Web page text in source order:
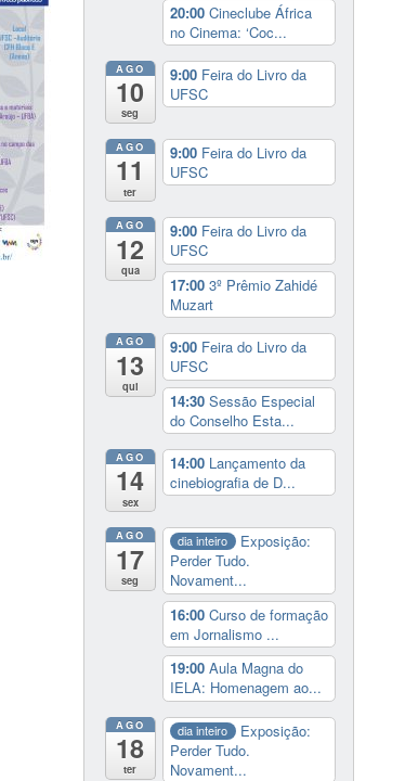
20:00 Cineclube África
no Cinema: ‘Coc...
AGO
10
seg
9:00 Feira do Livro da
UFSC
AGO
11
ter
9:00 Feira do Livro da
UFSC
AGO
12
qua
9:00 Feira do Livro da
UFSC
17:00 3º Prêmio Zahidé
Muzart
AGO
13
qui
9:00 Feira do Livro da
UFSC
14:30 Sessão Especial
do Conselho Esta...
AGO
14
sex
14:00 Lançamento da
cinebiografia de D...
AGO
17
seg
dia inteiro
Exposição:
Perder Tudo.
Novament...
16:00 Curso de formação
em Jornalismo ...
19:00 Aula Magna do
IELA: Homenagem ao...
AGO
18
ter
dia inteiro
Exposição:
Perder Tudo.
Novament...